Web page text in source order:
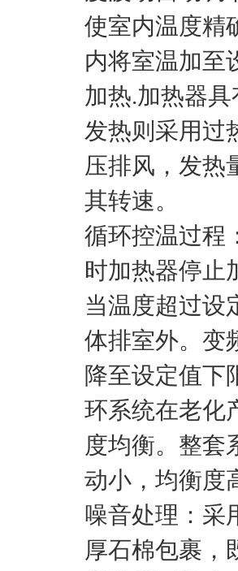
使室内温度精
内将室温加至
加热.加热器
发热则采用过
压排风，发热
其转速。
循环控温过程
时加热器停止
当温度超过设
体排室外。变
降至设定值下
环系统在老化
度均衡。整套
动小，均衡度
噪音处理：采
厚石棉包裹，